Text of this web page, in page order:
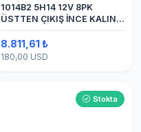
1014B2 5H14 12V 8PK
ÜSTTEN ÇIKIŞ İNCE KALIN
(SANDEN) KLİMA
KOMPESÖRÜ
8.811,61 ₺
180,00 USD
Stokta